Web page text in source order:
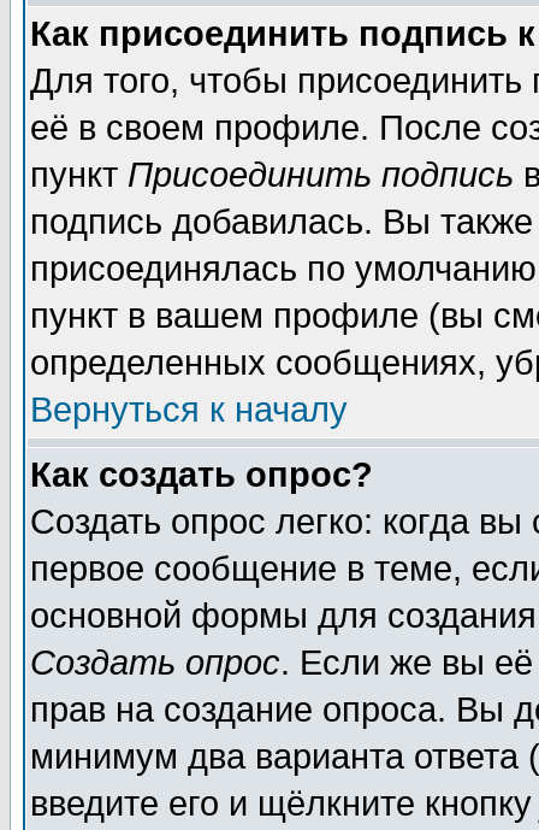
Как присоединить подпись
Для того, чтобы
её в своем профиле. После
пункт Присоединить подпись
подпись добавилась. Вы
присоединялась по
пункт в вашем профиле (вы
определенных сообщениях,
Вернуться к началу
Как создать опрос?
Создать опрос легко: когда
первое сообщение в теме,
основной формы для
Создать опрос. Если же вы её
прав на создание опроса. Вы
минимум два варианта ответа
введите его и щёлкните